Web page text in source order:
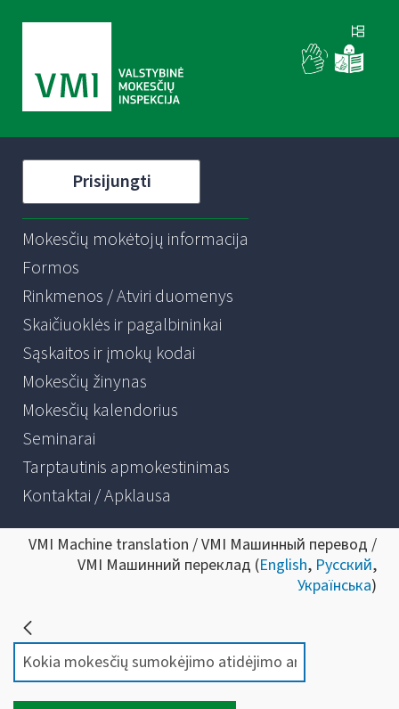
Prisijungti
Mokesčių mokėtojų informacija
Formos
Rinkmenos / Atviri duomenys
Skaičiuoklės ir pagalbininkai
Sąskaitos ir įmokų kodai
Mokesčių žinynas
Mokesčių kalendorius
Seminarai
Tarptautinis apmokestinimas
Kontaktai / Apklausa
VMI Machine translation / VMI Машинный перевод /
VMI Машинний переклад (English, Русский,
Українська)